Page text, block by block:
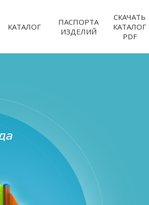
КАТАЛОГ
ПАСПОРТА
ИЗДЕЛИЙ
СКАЧАТЬ
КАТАЛОГ
PDF